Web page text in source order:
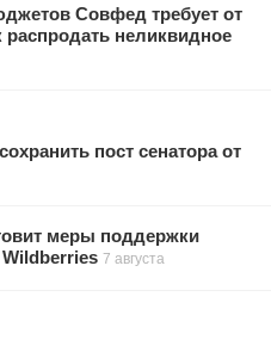
Совфед требует от
неликвидное
пост сенатора от
меры поддержки
Wildberries 7 августа